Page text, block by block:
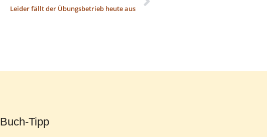
Leider fällt der Übungsbetrieb heute aus
Buch-Tipp